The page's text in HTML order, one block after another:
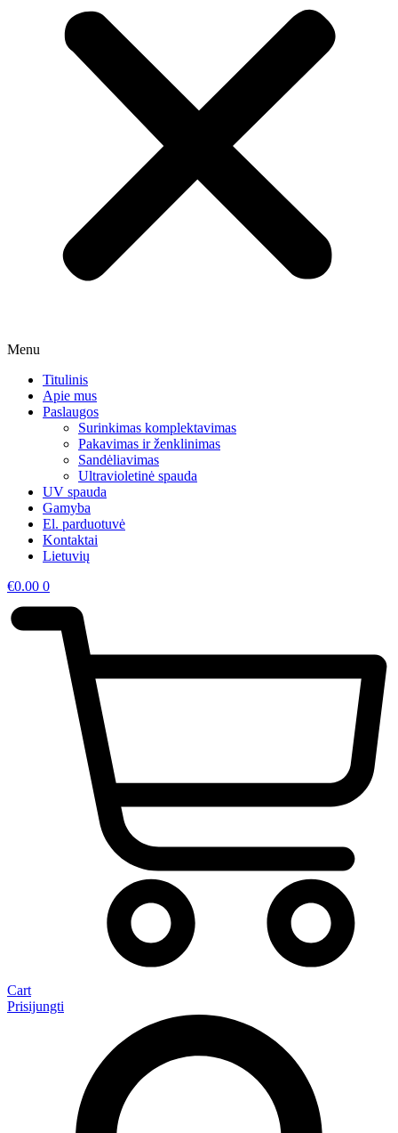
Menu
Titulinis
Apie mus
Paslaugos
Surinkimas komplektavimas
Pakavimas ir ženklinimas
Sandėliavimas
Ultravioletinė spauda
UV spauda
Gamyba
El. parduotuvė
Kontaktai
Lietuvių
€0.00 0
Cart
Prisijungti